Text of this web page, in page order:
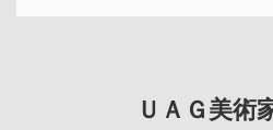
ＵＡＧ美術